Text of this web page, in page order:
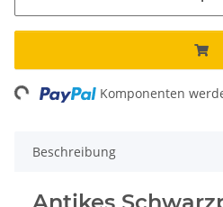
Komponenten
Beschreibung